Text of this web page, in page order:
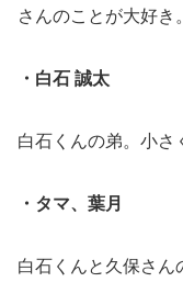
さんのことが大好き。
・白石 誠太
白石くんの弟。小さ
・タマ、葉月
白石くんと久保さん